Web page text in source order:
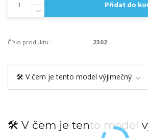
Přidat do
Číslo produktu: 2302
🛠️ V čem je tento model výjimečný
🛠️ V čem je tento model